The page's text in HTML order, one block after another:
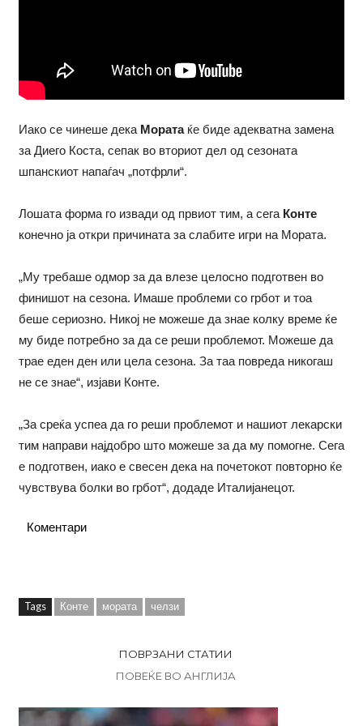
Иако се чинеше дека Моратаќе биде адекватна замена
за Диего Коста, сепак во вториот дел од сезоната
шпанскиот напаѓач „потфрли“.
Лошата форма го извади од првиот тим, а сега Конте
конечно ја откри причината за слабите игри на Мората.
„Му требаше одмор за да влезе целосно подготвен во
финишот на сезона. Имаше проблеми со грбот и тоа
беше сериозно. Никој не можеше да знае колку време ќе
му биде потребно за да се реши проблемот. Можеше да
трае еден ден или цела сезона. За таа повреда никогаш
не се знае“, изјави Конте.
„За среќа успеа да го реши проблемот и нашиот лекарски
тим направи најдобро што можеше за да му помогне. Сега
е подготвен, иако е свесен дека на почетокот повторно ќе
чувствува болки во грбот“, додаде Италијанецот.
Коментари
Tags Конте мората челзи
ПОВРЗАНИ СТАТИИ
ПОВЕЌЕ ВО АНГЛИЈА